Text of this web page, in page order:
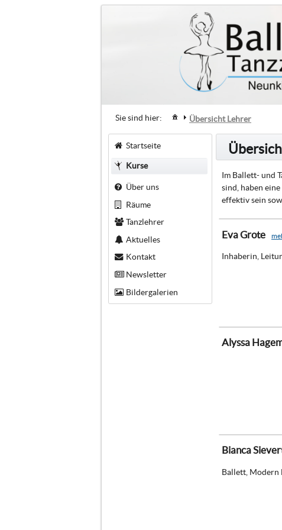
Sie sind hier: Übersicht Lehrer
Startseite
Kurse
Über uns
Räume
Tanzlehrer
Aktuelles
Kontakt
Newsletter
Bildergalerien
Im Ballett- und
sind, haben
effektiv sein
Eva Grote
Inhaberin,
Alyssa
Bianca
Ballett, Modern